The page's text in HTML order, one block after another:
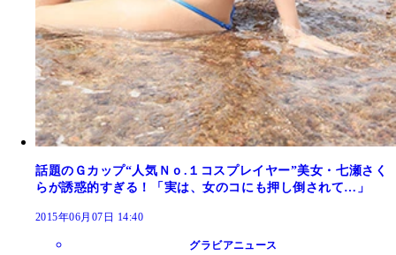
話題のＧカップ“人気Ｎｏ.１コスプレイヤー”美女・七瀬さく
らが誘惑的すぎる！「実は、女のコにも押し倒されて…」
2015年06月07日 14:40
グラビアニュース